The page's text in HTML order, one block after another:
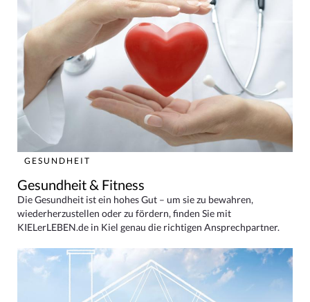
GESUNDHEIT
Gesundheit & Fitness
Die Gesundheit ist ein hohes Gut – um sie zu bewahren,
wiederherzustellen oder zu fördern, finden Sie mit
KIELerLEBEN.de in Kiel genau die richtigen Ansprechpartner.